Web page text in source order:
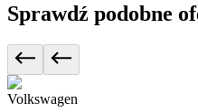
Sprawdź podobne
Volkswagen